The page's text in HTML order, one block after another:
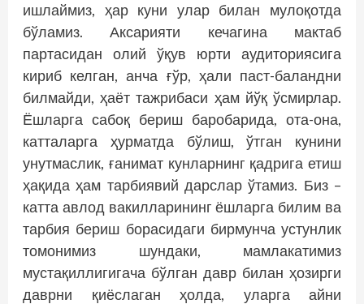
ишлаймиз, ҳар куни улар билан мулоқотда
бўламиз. Аксарияти кечагина мактаб
партасидан олий ўқув юрти аудиториясига
кириб келган, анча ғўр, ҳали паст-баландни
билмайди, ҳаёт тажрибаси ҳам йўқ ўсмирлар.
Ёшларга сабоқ бериш баробарида, ота-она,
катталарга ҳурматда бўлиш, ўтган кунини
унутмаслик, ғанимат кунларнинг қадрига етиш
ҳақида ҳам тарбиявий дарслар ўтамиз. Биз –
катта авлод вакилларининг ёшларга билим ва
тарбия бериш борасидаги бирмунча устунлик
томонимиз шундаки, мамлакатимиз
мустақиллигигача бўлган давр билан ҳозирги
даврни қиёслаган ҳолда, уларга айни